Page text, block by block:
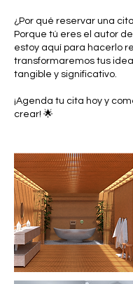
¿Por qué reservar una
Porque tú eres el autor
estoy aquí para hacerlo
transformaremos tus
tangible y significativo.
¡Agenda tu cita hoy y
crear! 🌟